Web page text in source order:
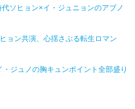
ソヒョン×イ・ジュニョンのアブノ
ョン共演、心揺さぶる転生ロマン
ジュノの胸キュンポイント全部盛り